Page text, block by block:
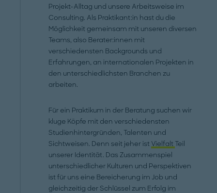
Projekt-Alltag und unsere Arbeitsweise im
Consulting. Als Praktikant:in hast du die
Möglichkeit gemeinsam mit unseren diversen
Teams, also Berater:innen mit
verschiedensten Backgrounds und
Erfahrungen, an internationalen Projekten in
den unterschiedlichsten Branchen zu
arbeiten.
Für ein Praktikum in der Beratung suchen wir
kluge Köpfe mit den verschiedensten
Studienhintergründen, Talenten und
Sichtweisen. Denn seit jeher ist Vielfalt Teil
unserer Identität. Das Zusammenspiel
unterschiedlicher Kulturen und Perspektiven
ist für uns eine Bereicherung im Job und
gleichzeitig der Schlüssel zum Erfolg im